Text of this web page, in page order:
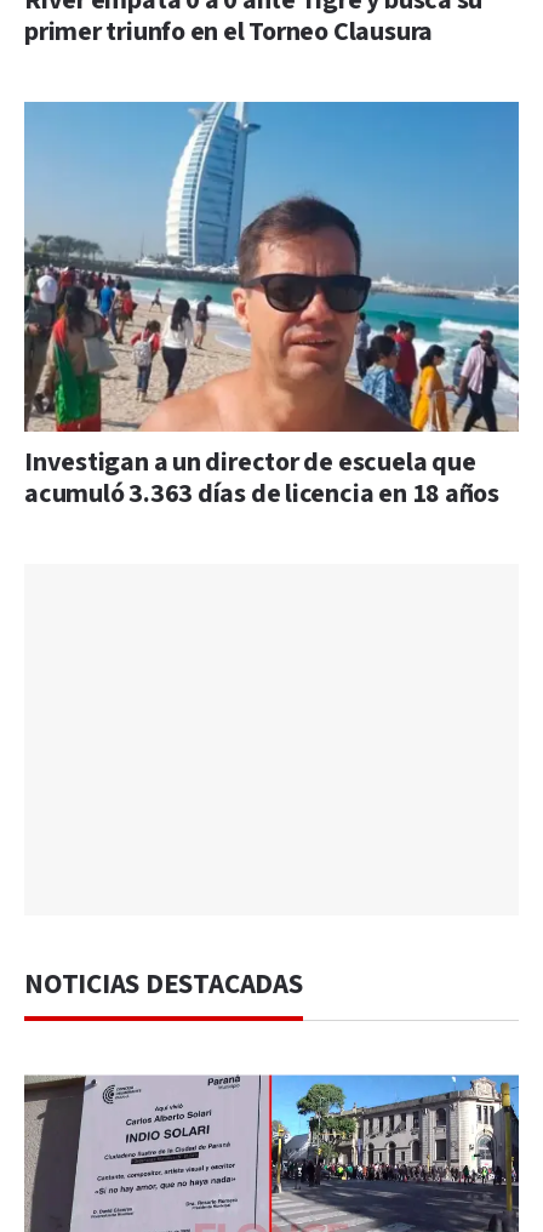
primer triunfo en el Torneo Clausura
Investigan a un director de escuela que
acumuló 3.363 días de licencia en 18 años
NOTICIAS DESTACADAS